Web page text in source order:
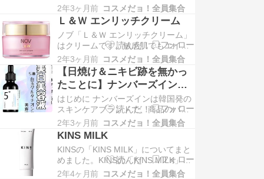
売上ランキング…
ンジングです。 美的「美容賢者が選
ぶ2023年下半期ベストコスメ スキン
ケア部門 クレンジング編」で第2
位、VoCE「2023年下半期ベストコ
スメ クレンジング部門」で第3位な
ど、今注目のクレンジングです。ジ
ェル…
2年3ヶ月前 コスメだョ！全員集合
Ｌ＆Ｗ エンリッチクリーム
ノブ「Ｌ＆Ｗ エンリッチクリーム」
はクリームです。敏感肌でもエイジ
ングングケアができるように開発さ
れた、美白クリームです。肌荒れ防
止成分と持続型ビタミンC誘導体の2
つの有効成分が贅沢に配合され、刺
激に負けない透明感のあるお肌へ導
きます。敏感肌のハリ・弾力感をサ
ポートする成分によっ…
2年3ヶ月前 コスメだョ！全員集合
【日焼け＆ニキビ跡を無かっ
たことに】ナンバーズインの
「5番 白玉グルタチオンＣ美
容液」レビュー！
はじめに ナンバーズインは韓国発の
スキンケアブランドで、商品のバリ
エーションが多く、肌悩みに合わせ
て最適なアイテムを選択できること
が魅力です。 今回は、そんなナンバ
ーズインのスキンケアの中から、美
白に特化した「5番 白玉グルタチオ
ンＣ美容液」を使用してみました。
2年3ヶ月前 コスメだョ！全員集合
KINS MILK
KINSの「KINS MILK」についてまと
めました。KINSの「KINS MILK」は
乳液です。美肌菌に着目したアイテ
2年4ヶ月前 コスメだョ！全員集合